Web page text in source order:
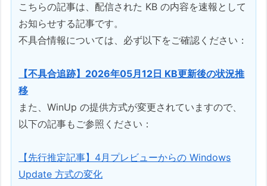
こちらの記事は、配信された KB の内容を速報として
お知らせする記事です。
不具合情報については、必ず以下をご確認ください：
【不具合追跡】2026年05月12日 KB更新後の状況推
移
また、WinUp の提供方式が変更されていますので、
以下の記事もご参照ください：
【先行推定記事】4月プレビューからの Windows
Update 方式の変化